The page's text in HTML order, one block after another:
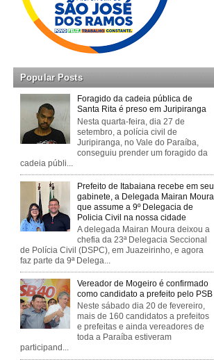
Popular Posts
Foragido da cadeia pública de
Santa Rita é preso em Juripiranga
Nesta quarta-feira, dia 27 de
setembro, a polícia civil de
Juripiranga, no Vale do Paraíba,
conseguiu prender um foragido da
cadeia públi...
Prefeito de Itabaiana recebe em seu
gabinete, a Delegada Mairan Moura
que assume a 9º Delegacia de
Policia Civil na nossa cidade
A delegada Mairan Moura deixou a
chefia da 23ª Delegacia Seccional
de Polícia Civil (DSPC), em Juazeirinho, e agora
faz parte da 9ª Delega...
Vereador de Mogeiro é confirmado
como candidato a prefeito pelo PSB
Neste sábado dia 20 de fevereiro,
mais de 160 candidatos a prefeitos
e prefeitas e ainda vereadores de
toda a Paraíba estiveram
participand...